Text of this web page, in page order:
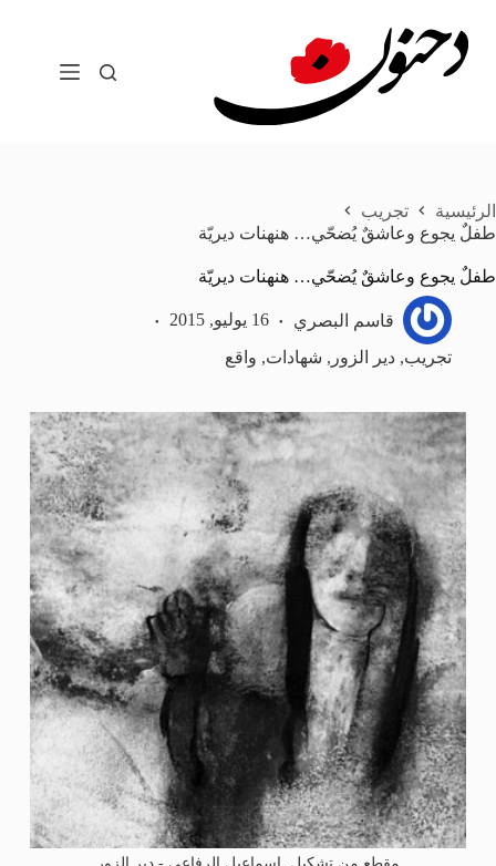
المحتوى
الرئيسية
تجريب
طفلٌ يجوع وعاشقٌ يُضحّي… هنهنات ديريّة
طفلٌ يجوع وعاشقٌ يُضحّي… هنهنات ديريّة
قاسم البصري
16 يوليو, 2015
تجريب, دير الزور , شهادات, واقع